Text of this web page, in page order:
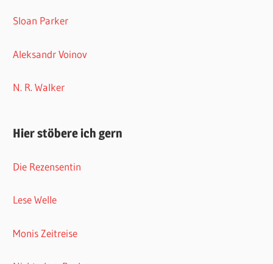
Sloan Parker
Aleksandr Voinov
N. R. Walker
Hier stöbere ich gern
Die Rezensentin
Lese Welle
Monis Zeitreise